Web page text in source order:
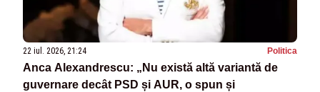
22 iul. 2026, 21:24 Politica
Anca Alexandrescu: „Nu există altă variantă de
guvernare decât PSD și AUR, o spun și